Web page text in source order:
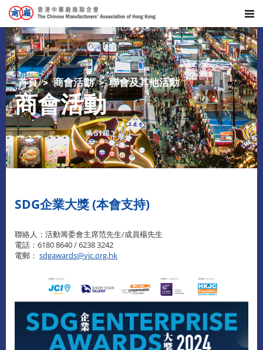
首頁 商會活動 聯會及其他活動
商會活動
SDG企業大獎 (本會支持)
聯絡人：活動籌委會主席范先生/成員楊先生
電話：6180 8640 / 6238 3242
電郵： sdgawards@vjc.org.hk